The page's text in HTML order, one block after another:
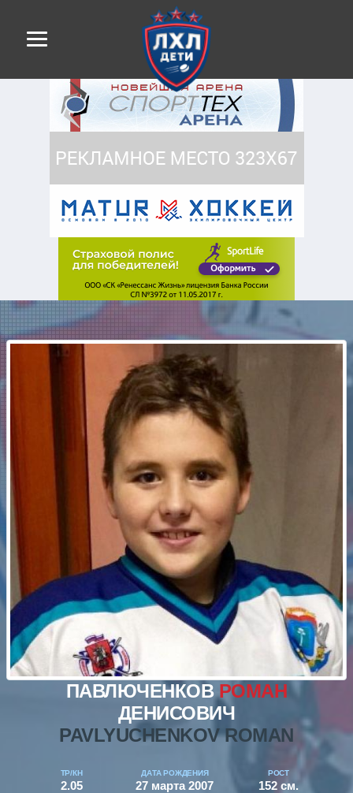
ПАВЛЮЧЕНКОВ РОМАН
ДЕНИСОВИЧ
PAVLYUCHENKOV ROMAN
ТР/КН
2.05
ДАТА РОЖДЕНИЯ
27 марта 2007
РОСТ
152 см.